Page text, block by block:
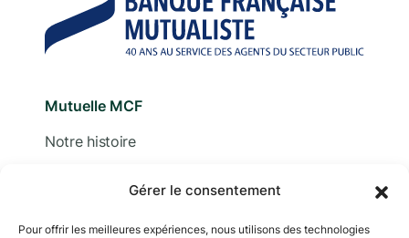
Gérer le consentement
Pour offrir les meilleures expériences, nous utilisons des technologies
Mutuelle MCF
Notre histoire